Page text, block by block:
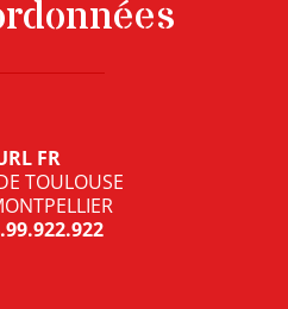
FR
TOULOUSE